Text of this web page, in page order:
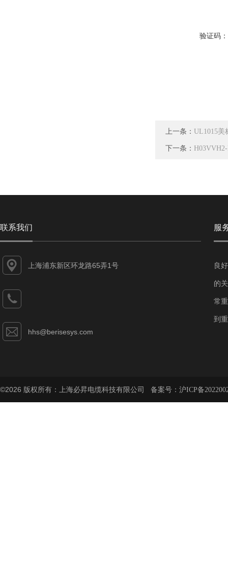
验证码：
上一条： UL1015美
下一条：
联系我们
上海浦东新区环龙路65弄1号
hhs@berisesys.com
服
良
的
常
到
©2026 版权所有：上海必昇电缆科技有限公司 备案号： 沪ICP备